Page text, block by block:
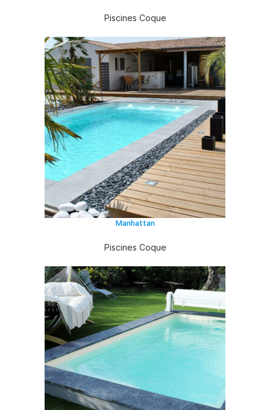
Piscines Coque
Manhattan
Piscines Coque